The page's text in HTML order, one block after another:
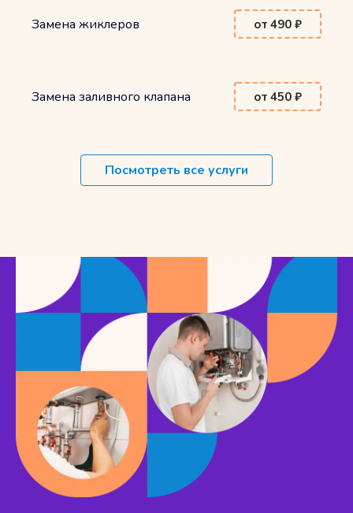
Замена жиклеров от 490 ₽
Замена заливного клапана от 450 ₽
Посмотреть все услуги